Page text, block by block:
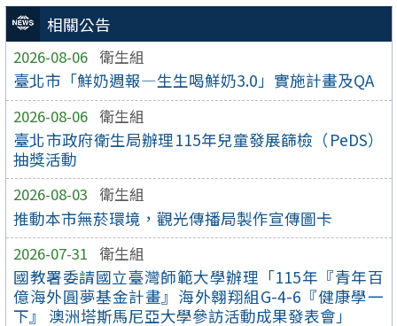
相關公告
2026-08-06 衛生組
臺北市「鮮奶週報—生生喝鮮奶3.0」實施計畫及QA
2026-08-06 衛生組
臺北市政府衛生局辦理115年兒童發展篩檢（PeDS）
抽獎活動
2026-08-03 衛生組
推動本市無菸環境，觀光傳播局製作宣傳圖卡
2026-07-31 衛生組
國教署委請國立臺灣師範大學辦理「115年『青年百
億海外圓夢基金計畫』海外翱翔組G-4-6『健康學一
下』 澳洲塔斯馬尼亞大學參訪活動成果發表會」